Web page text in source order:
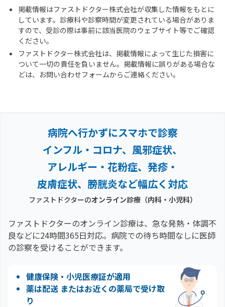
掲載情報はファストドクター株式会社が収集した情報をもとに
しています。診療科や診察時間が変更されている場合がありま
すので、受診の際は事前に該当医院のウェブサイト等でご確認
ください。
ファストドクター株式会社は、掲載情報によって生じた損害に
ついて一切の責任を負いません。掲載情報に誤りがある場合な
どは、お問い合わせフォームからご連絡ください。
病院へ行かずにスマホで診察
インフル・コロナ、風邪症状、
アレルギー・花粉症、 発疹・
皮膚症状、膀胱炎など幅広く対応
ファストドクターのオンライン診療（内科・小児科）
ファストドクターのオンライン診療は、急な発熱・体調不
良などに24時間365日対応。 病院での待ち時間なしに医師
の診察を受けることができます。
健康保険・小児医療証が適用
薬は配送 またはお近くの薬局で受け取
り